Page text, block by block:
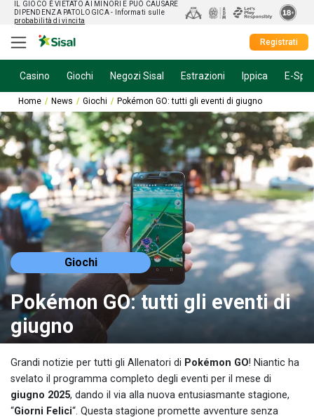
IL GIOCO È VIETATO AI MINORI E PUÒ CAUSARE
DIPENDENZA PATOLOGICA - Informati sulle
probabilità di vincita
Registrati
Casino Giochi Negozi Sisal Estrazioni Ippica E-
Home News Giochi Pokémon GO: tutti gli eventi di giugno
Giochi
Pokémon GO: tutti gli eventi di
giugno
Grandi notizie per tutti gli Allenatori di Pokémon GO! Niantic ha
svelato il programma completo degli eventi per il mese di
giugno 2025, dando il via alla nuova entusiasmante stagione,
“Giorni Felici“. Questa stagione promette avventure senza